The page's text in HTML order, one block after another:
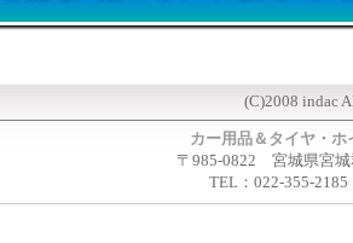
(C)2008 indac
カー用品＆タイヤ・
〒985-0822 宮城県宮城
TEL：022-355-